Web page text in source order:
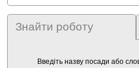
Знайти роботу
Введіть назву посади або